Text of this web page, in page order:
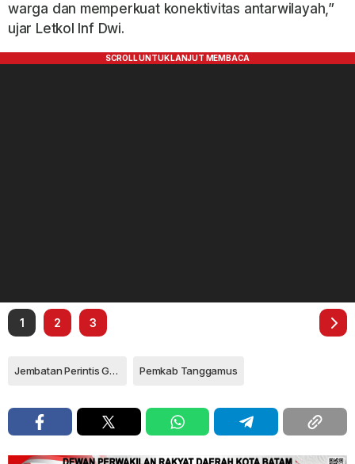
warga dan memperkuat konektivitas antarwilayah,”
ujar Letkol Inf Dwi.
1 2 3
Jembatan Perintis Garuda Pemkab Tanggamus